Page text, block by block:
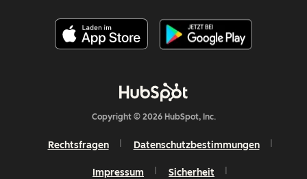
Copyright © 2026 HubSpot, Inc.
Rechtsfragen Datenschutzbestimmungen
Impressum Sicherheit